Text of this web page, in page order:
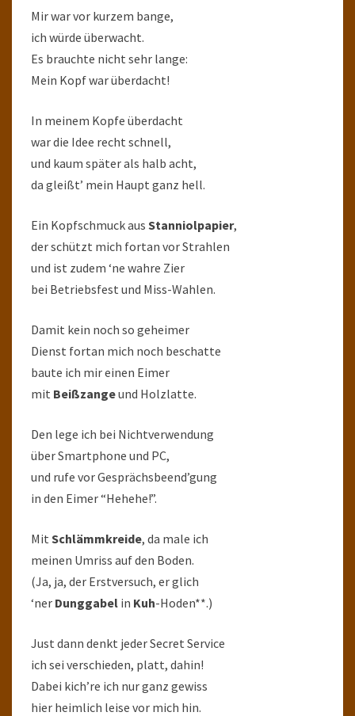
Mir war vor kurzem bange,
ich würde überwacht.
Es brauchte nicht sehr lange:
Mein Kopf war überdacht!
In meinem Kopfe überdacht
war die Idee recht schnell,
und kaum später als halb acht,
da gleißt’ mein Haupt ganz hell.
Ein Kopfschmuck aus Stanniolpapier,
der schützt mich fortan vor Strahlen
und ist zudem ‘ne wahre Zier
bei Betriebsfest und Miss-Wahlen.
Damit kein noch so geheimer
Dienst fortan mich noch beschatte
baute ich mir einen Eimer
mit Beißzangeund Holzlatte.
Den lege ich bei Nichtverwendung
über Smartphone und PC,
und rufe vor Gesprächsbeend’gung
in den Eimer “Hehehe!”.
Mit Schlämmkreide, da male ich
meinen Umriss auf den Boden.
(Ja, ja, der Erstversuch, er glich
‘ner Dunggabel in Kuh-Hoden**.)
Just dann denkt jeder Secret Service
ich sei verschieden, platt, dahin!
Dabei kich’re ich nur ganz gewiss
hier heimlich leise vor mich hin.